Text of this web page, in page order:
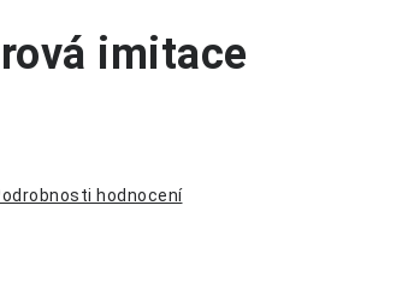
imitace
hodnocení